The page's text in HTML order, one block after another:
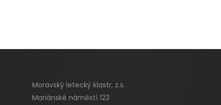
Moravský letecký klastr, z.s.
Mariánské náměstí 123